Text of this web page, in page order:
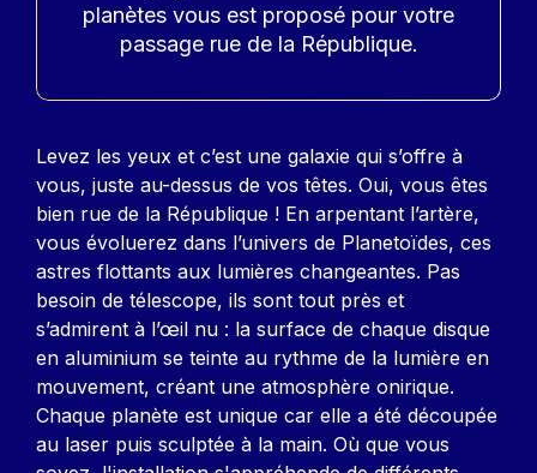
planètes vous est proposé pour votre
passage rue de la République.
Contenu
Levez les yeux et c’est une galaxie qui s’offre à
vous, juste au-dessus de vos têtes. Oui, vous êtes
bien rue de la République ! En arpentant l’artère,
vous évoluerez dans l’univers de Planetoïdes, ces
astres flottants aux lumières changeantes. Pas
besoin de télescope, ils sont tout près et
s’admirent à l’œil nu : la surface de chaque disque
en aluminium se teinte au rythme de la lumière en
mouvement, créant une atmosphère onirique.
Chaque planète est unique car elle a été découpée
au laser puis sculptée à la main. Où que vous